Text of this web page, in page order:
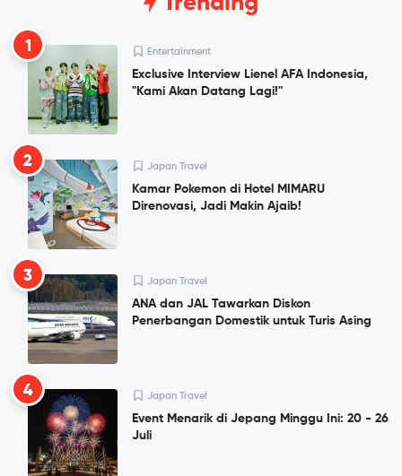
1 Entertainment
Exclusive Interview Lienel AFA Indonesia,
"Kami Akan Datang Lagi!"
2 Japan Travel
Kamar Pokemon di Hotel MIMARU
Direnovasi, Jadi Makin Ajaib!
3 Japan Travel
ANA dan JAL Tawarkan Diskon
Penerbangan Domestik untuk Turis Asing
4 Japan Travel
Event Menarik di Jepang Minggu Ini: 20 - 26
Juli